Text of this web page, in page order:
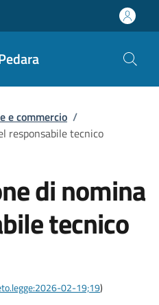
e commercio /
responsabile tecnico
di nomina
tecnico
02-19;19)